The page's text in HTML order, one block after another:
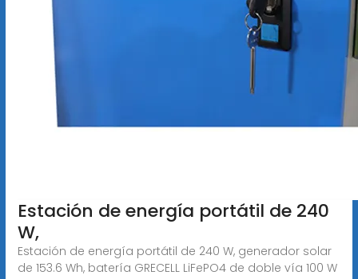
Estación de energía portátil de 240
W,
Estación de energía portátil de 240 W, generador solar
de 153.6 Wh, batería GRECELL LiFePO4 de doble vía 100 W